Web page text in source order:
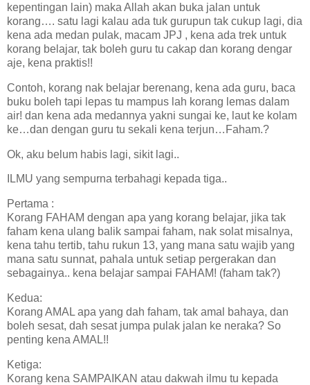
kepentingan lain) maka Allah akan buka jalan untuk
korang…. satu lagi kalau ada tuk gurupun tak cukup lagi, dia
kena ada medan pulak, macam JPJ , kena ada trek untuk
korang belajar, tak boleh guru tu cakap dan korang dengar
aje, kena praktis!!
Contoh, korang nak belajar berenang, kena ada guru, baca
buku boleh tapi lepas tu mampus lah korang lemas dalam
air! dan kena ada medannya yakni sungai ke, laut ke kolam
ke…dan dengan guru tu sekali kena terjun…Faham.?
Ok, aku belum habis lagi, sikit lagi..
ILMU yang sempurna terbahagi kepada tiga..
Pertama :
Korang FAHAM dengan apa yang korang belajar, jika tak
faham kena ulang balik sampai faham, nak solat misalnya,
kena tahu tertib, tahu rukun 13, yang mana satu wajib yang
mana satu sunnat, pahala untuk setiap pergerakan dan
sebagainya.. kena belajar sampai FAHAM! (faham tak?)
Kedua:
Korang AMAL apa yang dah faham, tak amal bahaya, dan
boleh sesat, dah sesat jumpa pulak jalan ke neraka? So
penting kena AMAL!!
Ketiga:
Korang kena SAMPAIKAN atau dakwah ilmu tu kepada